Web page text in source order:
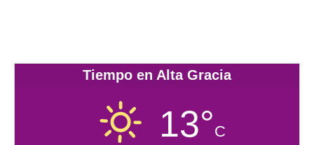
Tiempo en Alta Gracia
13°C